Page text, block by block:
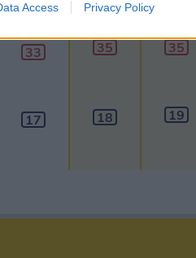
Access Privacy Policy
33
17
35
18
35
19